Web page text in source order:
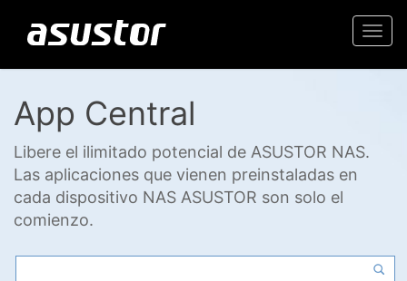
App Central
Libere el ilimitado potencial de ASUSTOR NAS.
Las aplicaciones que vienen preinstaladas en
cada dispositivo NAS ASUSTOR son solo el
comienzo.